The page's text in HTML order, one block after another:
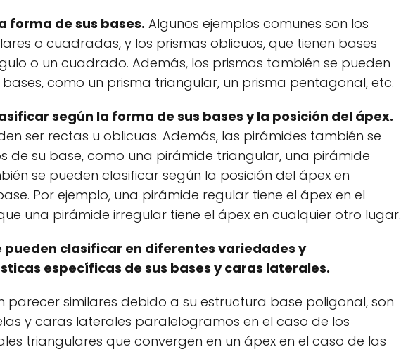
forma de sus bases. Algunos ejemplos comunes son los
o cuadradas, y los prismas oblicuos, que tienen bases
o un cuadrado. Además, los prismas también se pueden
como un prisma triangular, un prisma pentagonal, etc.
según la forma de sus bases y la posición del ápex.
ser rectas u oblicuas. Además, las pirámides también se
de su base, como una pirámide triangular, una pirámide
se pueden clasificar según la posición del ápex en
Por ejemplo, una pirámide regular tiene el ápex en el
una pirámide irregular tiene el ápex en cualquier otro lugar.
clasificar en diferentes variedades y
específicas de sus bases y caras laterales.
parecer similares debido a su estructura base poligonal, son
y caras laterales paralelogramos en el caso de los
triangulares que convergen en un ápex en el caso de las